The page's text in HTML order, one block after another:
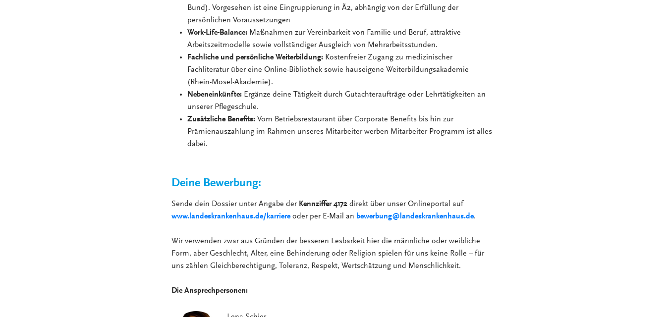
Bund). Vorgesehen ist eine Eingruppierung in Ä2, abhängig von der Erfüllung der
persönlichen Voraussetzungen
Work-Life-Balance: Maßnahmen zur Vereinbarkeit von Familie und Beruf, attraktive
Arbeitszeitmodelle sowie vollständiger Ausgleich von Mehrarbeitsstunden.
Fachliche und persönliche Weiterbildung: Kostenfreier Zugang zu medizinischer
Fachliteratur über eine Online-Bibliothek sowie hauseigene Weiterbildungsakademie
(Rhein-Mosel-Akademie).
Nebeneinkünfte: Ergänze deine Tätigkeit durch Gutachteraufträge oder Lehrtätigkeiten an
unserer Pflegeschule.
Zusätzliche Benefits: Vom Betriebsrestaurant über Corporate Benefits bis hin zur
Prämienauszahlung im Rahmen unseres Mitarbeiter-werben-Mitarbeiter-Programm ist alles
dabei.
Deine Bewerbung:
Sende dein Dossier unter Angabe der Kennziffer 4172 direkt über unser Onlineportal auf
www.landeskrankenhaus.de/karriereoder per E-Mail an bewerbung@landeskrankenhaus.de.
Wir verwenden zwar aus Gründen der besseren Lesbarkeit hier die männliche oder weibliche
Form, aber Geschlecht, Alter, eine Behinderung oder Religion spielen für uns keine Rolle – für
uns zählen Gleichberechtigung, Toleranz, Respekt, Wertschätzung und Menschlichkeit.
Die Ansprechpersonen: